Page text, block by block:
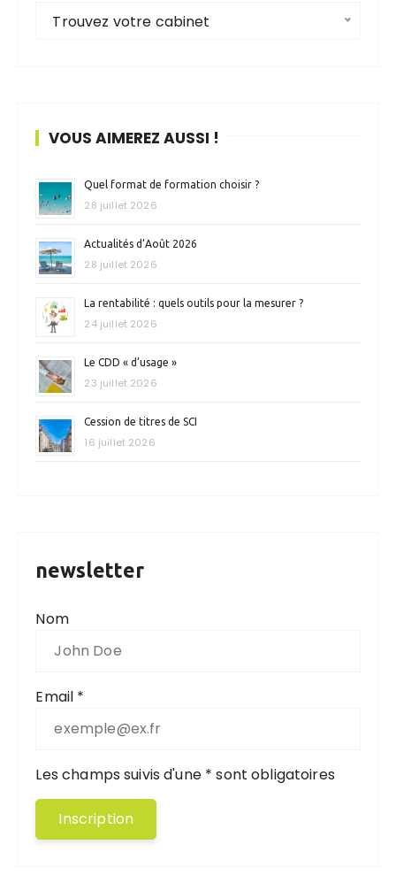
Trouvez votre cabinet
VOUS AIMEREZ AUSSI !
Quel format de formation choisir ?
28 juillet 2026
Actualités d’Août 2026
28 juillet 2026
La rentabilité : quels outils pour la mesurer ?
24 juillet 2026
Le CDD « d’usage »
23 juillet 2026
Cession de titres de SCI
16 juillet 2026
newsletter
Nom
Email *
Les champs suivis d'une * sont obligatoires